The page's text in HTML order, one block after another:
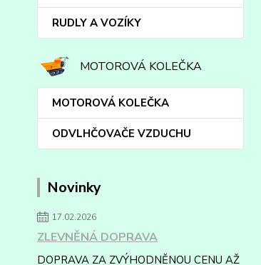
RUDLY A VOZÍKY
MOTOROVÁ KOLEČKA
MOTOROVÁ KOLEČKA
ODVLHČOVAČE VZDUCHU
Novinky
17.02.2026
ZLEVNĚNÁ DOPRAVA
DOPRAVA ZA ZVÝHODNĚNOU CENU AŽ